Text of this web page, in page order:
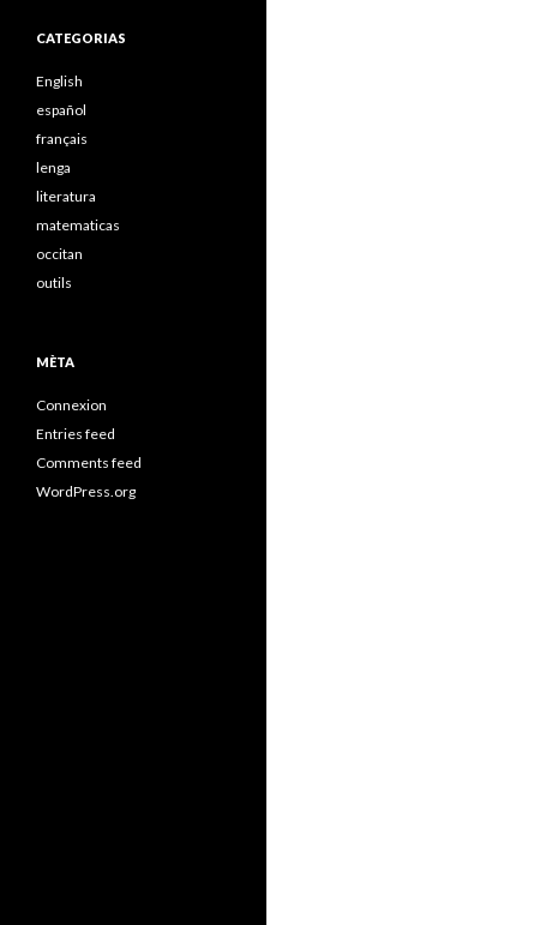
CATEGORIAS
English
español
français
lenga
literatura
matematicas
occitan
outils
MÈTA
Connexion
Entries feed
Comments feed
WordPress.org